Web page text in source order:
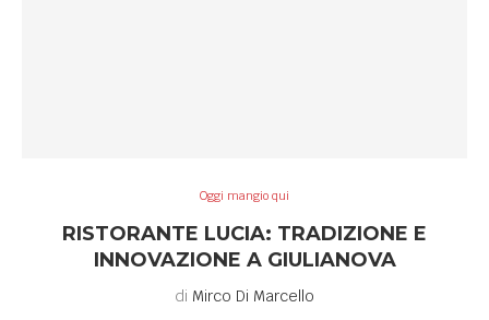
Oggi mangio qui
RISTORANTE LUCIA: TRADIZIONE E
INNOVAZIONE A GIULIANOVA
di Mirco Di Marcello